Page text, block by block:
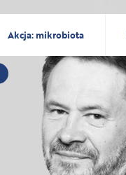
Akcja: mikrobiota